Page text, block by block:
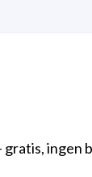
gratis, ingen